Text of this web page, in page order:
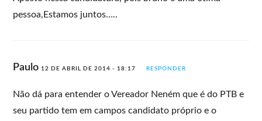
pessoa,Estamos juntos…..
Paulo 12 DE ABRIL DE 2014 - 18:17 RESPONDER
Não dá para entender o Vereador Neném que é do PTB e
seu partido tem em campos candidato próprio e o